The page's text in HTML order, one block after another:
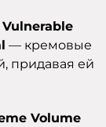
— кремовые
придавая ей
Volume